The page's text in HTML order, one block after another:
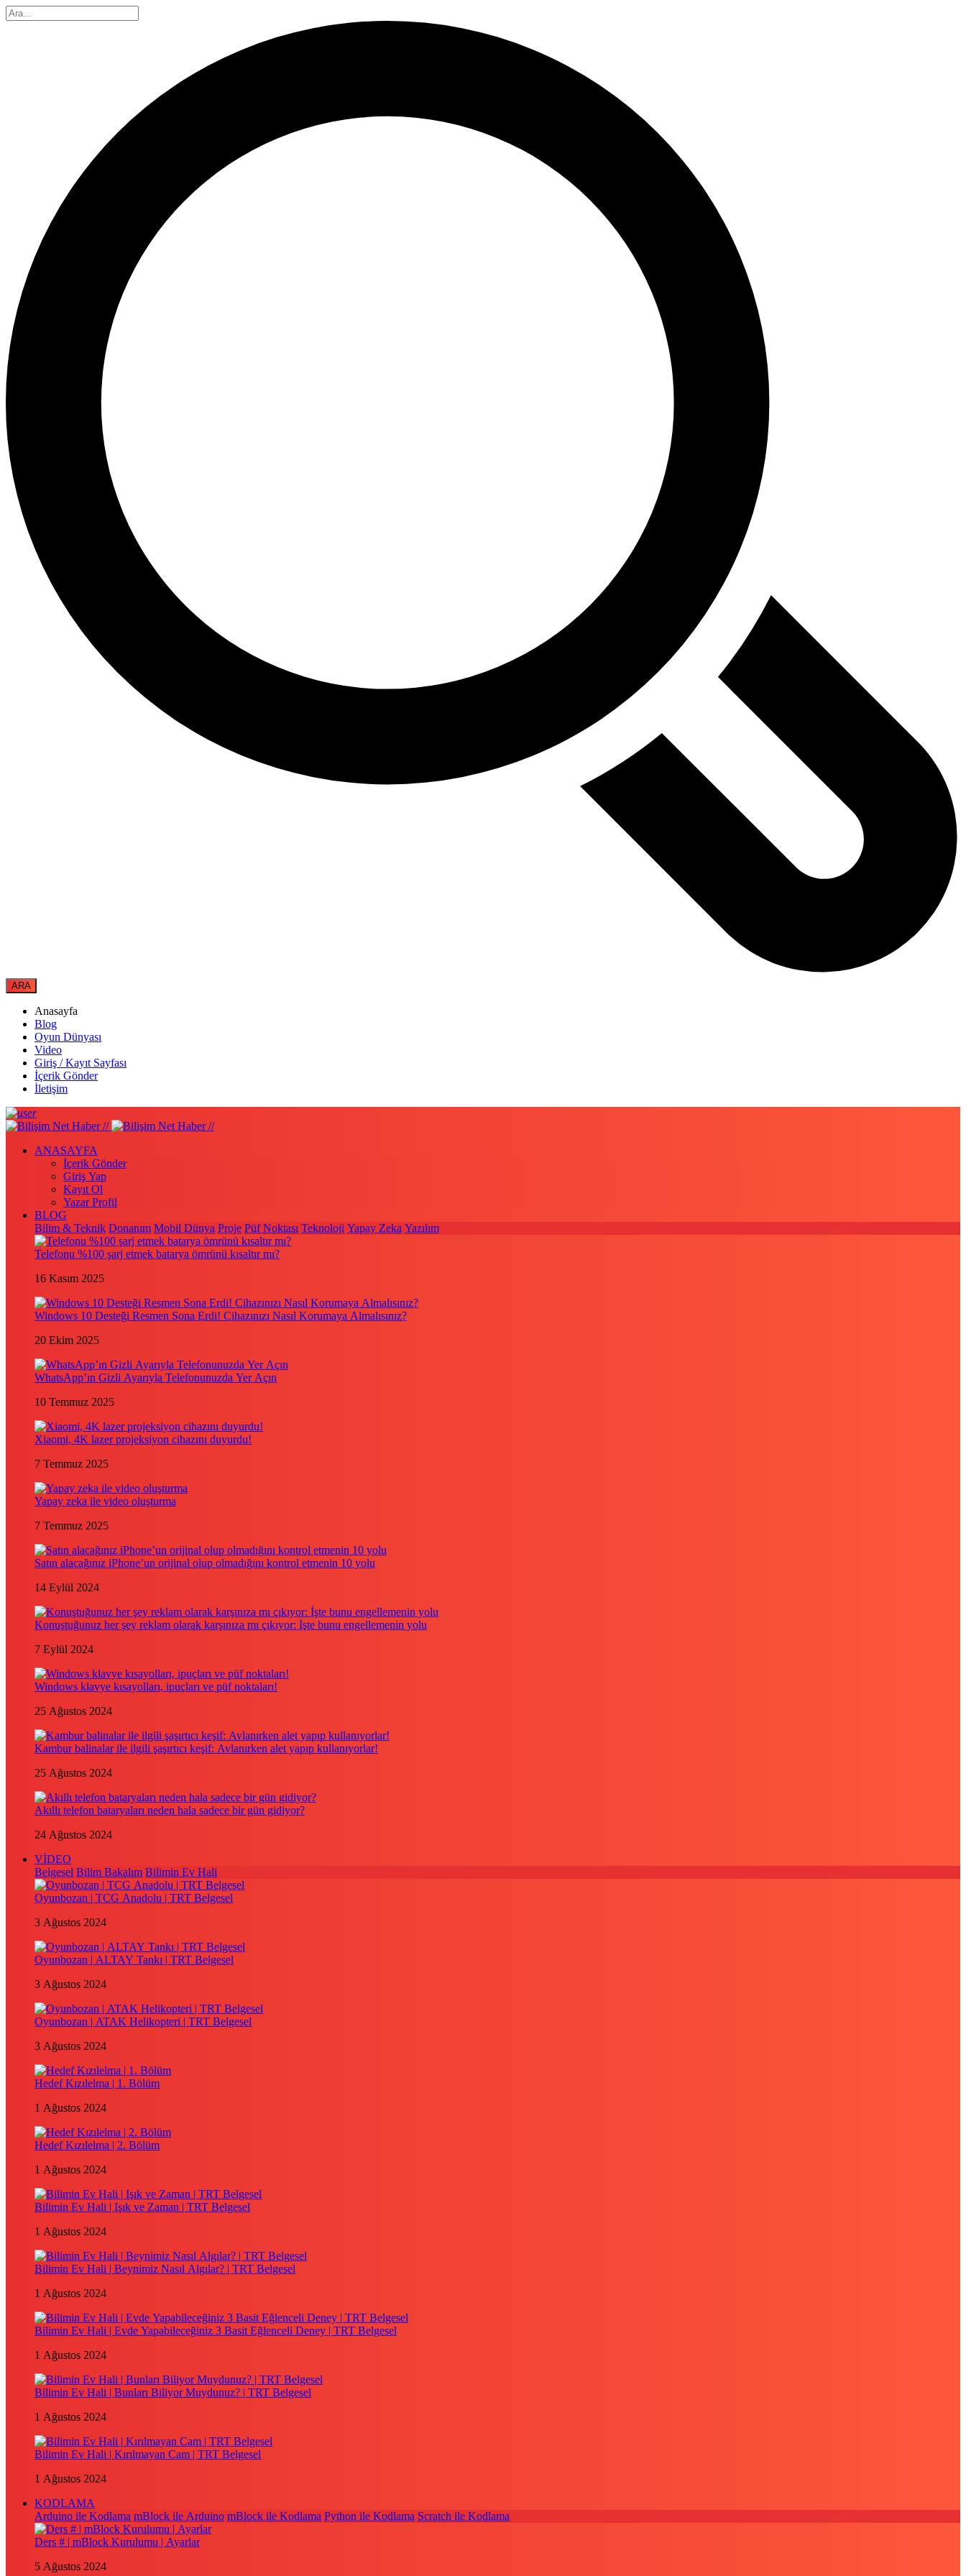
Anasayfa
Blog
Oyun Dünyası
Video
Giriş / Kayıt Sayfası
İçerik Gönder
İletişim
ANASAYFA
İçerik Gönder
Giriş Yap
Kayıt Ol
Yazar Profil
BLOG
Bilim & Teknik Donanım Mobil Dünya Proje Püf Noktası Teknoloji Yapay Zeka Yazılım
Telefonu %100 şarj etmek batarya ömrünü kısaltır mı?
16 Kasım 2025
Windows 10 Desteği Resmen Sona Erdi! Cihazınızı Nasıl Korumaya Almalısınız?
20 Ekim 2025
WhatsApp’ın Gizli Ayarıyla Telefonunuzda Yer Açın
10 Temmuz 2025
Xiaomi, 4K lazer projeksiyon cihazını duyurdu!
7 Temmuz 2025
Yapay zeka ile video oluşturma
7 Temmuz 2025
Satın alacağınız iPhone’un orijinal olup olmadığını kontrol etmenin 10 yolu
14 Eylül 2024
Konuştuğunuz her şey reklam olarak karşınıza mı çıkıyor: İşte bunu engellemenin yolu
7 Eylül 2024
Windows klavye kısayolları, ipuçları ve püf noktaları!
25 Ağustos 2024
Kambur balinalar ile ilgili şaşırtıcı keşif: Avlanırken alet yapıp kullanıyorlar!
25 Ağustos 2024
Akıllı telefon bataryaları neden hala sadece bir gün gidiyor?
24 Ağustos 2024
VİDEO
Belgesel Bilim Bakalım Bilimin Ev Hali
Oyunbozan | TCG Anadolu | TRT Belgesel
3 Ağustos 2024
Oyunbozan | ALTAY Tankı | TRT Belgesel
3 Ağustos 2024
Oyunbozan | ATAK Helikopteri | TRT Belgesel
3 Ağustos 2024
Hedef Kızılelma | 1. Bölüm
1 Ağustos 2024
Hedef Kızılelma | 2. Bölüm
1 Ağustos 2024
Bilimin Ev Hali | Işık ve Zaman | TRT Belgesel
1 Ağustos 2024
Bilimin Ev Hali | Beynimiz Nasıl Algılar? | TRT Belgesel
1 Ağustos 2024
Bilimin Ev Hali | Evde Yapabileceğiniz 3 Basit Eğlenceli Deney | TRT Belgesel
1 Ağustos 2024
Bilimin Ev Hali | Bunları Biliyor Muydunuz? | TRT Belgesel
1 Ağustos 2024
Bilimin Ev Hali | Kırılmayan Cam | TRT Belgesel
1 Ağustos 2024
KODLAMA
Arduino ile Kodlama mBlock ile Arduino mBlock ile Kodlama Python ile Kodlama Scratch ile Kodlama
Ders # | mBlock Kurulumu | Ayarlar
5 Ağustos 2024